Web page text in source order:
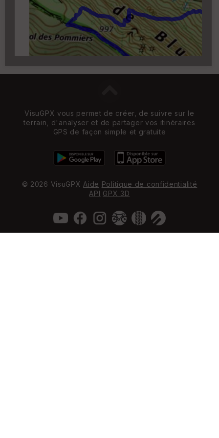
zoom 14)
VisuGPX vous permet de créer, de suivre sur le
terrain, d'analyser et de partager vos itinéraires
GPS de façon simple et gratuite
© 2026 VisuGPX Aide Politique de confidentialité
API GPX 3D